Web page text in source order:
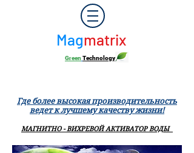
Magmatrix
GreenTechnology
Где более высокая производительность
ведет к лучшему качеству жизни!
МАГНИТНО - ВИХРЕВОЙ АКТИВАТОР ВОДЫ